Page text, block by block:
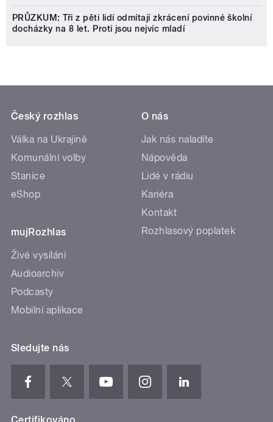
PRŮZKUM: Tři z pěti lidí odmítají zkrácení povinné školní
docházky na 8 let. Proti jsou nejvíc mladí
Český rozhlas
Válka na Ukrajině
Komunální volby
Stanice
eShop
mujRozhlas
Živé vysílání
Audioarchiv
Podcasty
Mobilní aplikace
O nás
Jak nás naladíte
Nápověda
Lidé v rádiu
Kariéra
Kontakt
Rozhlasový poplatek
Sledujte nás